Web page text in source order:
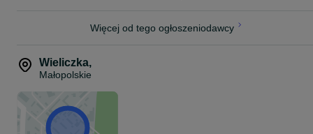
Więcej od tego ogłoszeniodawcy
Wieliczka,
Małopolskie